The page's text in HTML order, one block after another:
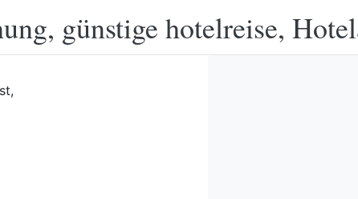
günstige hotelreise,